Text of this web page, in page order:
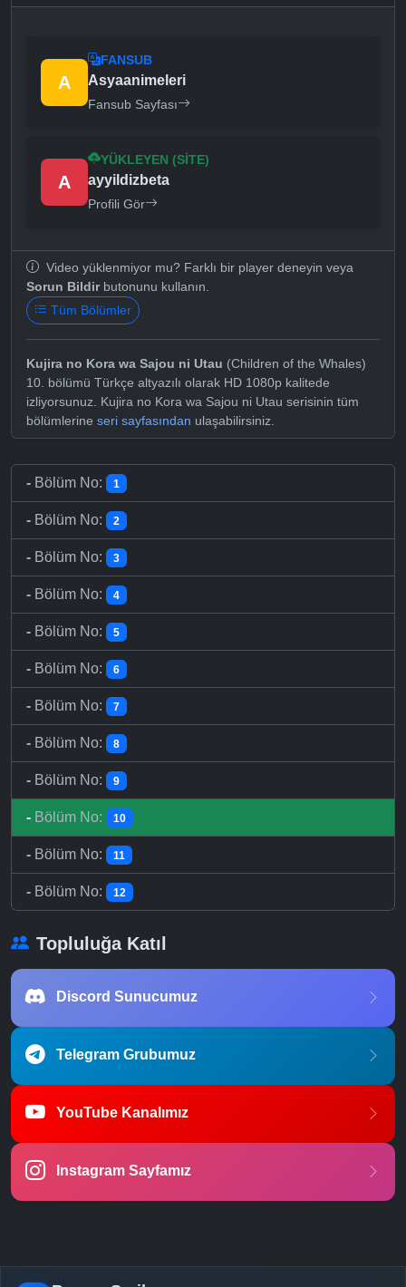
A
FANSUB
Asyaanimeleri
Fansub Sayfası
A
YÜKLEYEN (SITE)
ayyildizbeta
Profili Gör
Video yüklenmiyor mu? Farklı bir player deneyin veya
Sorun Bildirbutonunu kullanın.
Tüm Bölümler
Kujira no Kora wa Sajou ni Utau (Children of the Whales)
10. bölümü Türkçe altyazılı olarak HD 1080p kalitede
izliyorsunuz. Kujira no Kora wa Sajou ni Utau serisinin tüm
bölümlerine seri sayfasından ulaşabilirsiniz.
- Bölüm No: 1
- Bölüm No: 2
- Bölüm No: 3
- Bölüm No: 4
- Bölüm No: 5
- Bölüm No: 6
- Bölüm No: 7
- Bölüm No: 8
- Bölüm No: 9
- Bölüm No: 10
- Bölüm No: 11
- Bölüm No: 12
Topluluğa Katıl
Discord Sunucumuz
Telegram Grubumuz
YouTube Kanalımız
Instagram Sayfamız